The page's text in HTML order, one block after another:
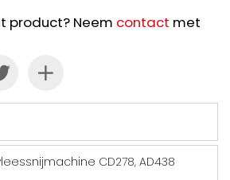
product? Neem contact met
CD278, AD438